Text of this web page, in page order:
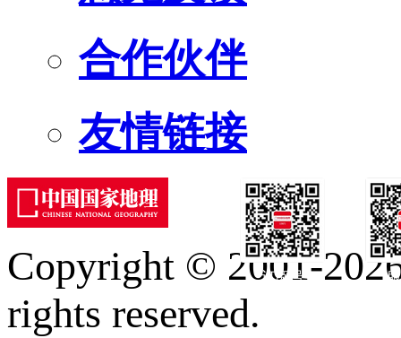
合作伙伴
友情链接
订阅号
Copyright © 2001-
rights reserved.